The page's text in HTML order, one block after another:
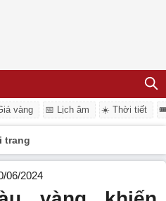
vàng 📅 Lịch âm ☀️ Thời tiết
trang
06/2024